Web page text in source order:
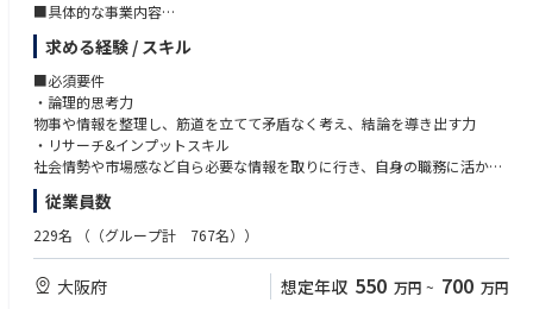
ム文化
・外国籍の方も多く働く環境のため、英語を使用する社内会議の実施。
◤成長環境◢
・東京大学との共同研究・輪読会、社内技術勉強会を定期開催
・書籍・資格・セミナー・カンファレンス参加など、自由度の高い研鑽費
用補助制度
・固定学習プラットフォームに縛られず、目的に応じた柔軟な学びが可能
・全社員にChatGPTアカウントを付与し、生成AI活用を推進
・最新技術への取り組みと、自社プロダクト開発にも関与可能
・ハイブリッド／リモート勤務可、休暇制度は大手企業水準
・スポーツ手当や社内交流補助など、健康・コミュニケーションの両面を
■具体的な事業内容
・地域医療構想の推進、体制構築
・医療ビックデータの調査、分析
・医療機能の再編、連携、分化
・行政、厚労省へのアドバイザリー
・地域医療構想に関する各種講演
■事業部の強み
みに、行政や病院と協働。経営や財務など多角的な視点から、地域医療の
計画を立てるだけでなく「実際の体制づくり（計画の実現）」まで一気通
貫で支援できる総合力が強みです。
■組織構成
求める経験 / スキル
■必須要件
・論理的思考力
物事や情報を整理し、筋道を立てて矛盾なく考え、結論を導き出す力
・リサーチ&インプットスキル
社会情勢や市場感など自ら必要な情報を取りに行き、自身の職務に活かし
た経験
・企画構想と遂行力
課題や目的に対して、論点を整理して自ら考えた企画を提案して泥臭く遂
・医療業界 or コンサル業界での勤務経験
従業員数
229名 （（グループ計 767名））
大阪府 想定年収 550 万円 ~ 700 万円